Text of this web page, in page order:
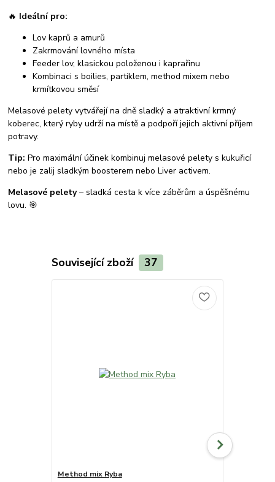
🔥 Ideální pro:
Lov kaprů a amurů
Zakrmování lovného místa
Feeder lov, klasickou položenou i kaprařinu
Kombinaci s boilies, partiklem, method mixem nebo
krmítkovou směsí
Melasové pelety vytvářejí na dně sladký a atraktivní krmný
koberec, který ryby udrží na místě a podpoří jejich aktivní příjem
potravy.
Tip: Pro maximální účinek kombinuj melasové pelety s kukuřicí
nebo je zalij sladkým boosterem nebo Liver activem.
Melasové pelety– sladká cesta k více záběrům a úspěšnému
lovu. 🎯
Související zboží 37
Method mix Ryba